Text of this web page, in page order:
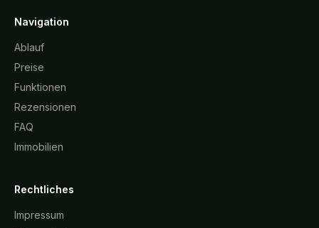
Navigation
Ablauf
Preise
Funktionen
Rezensionen
FAQ
Immobilien
Rechtliches
Impressum